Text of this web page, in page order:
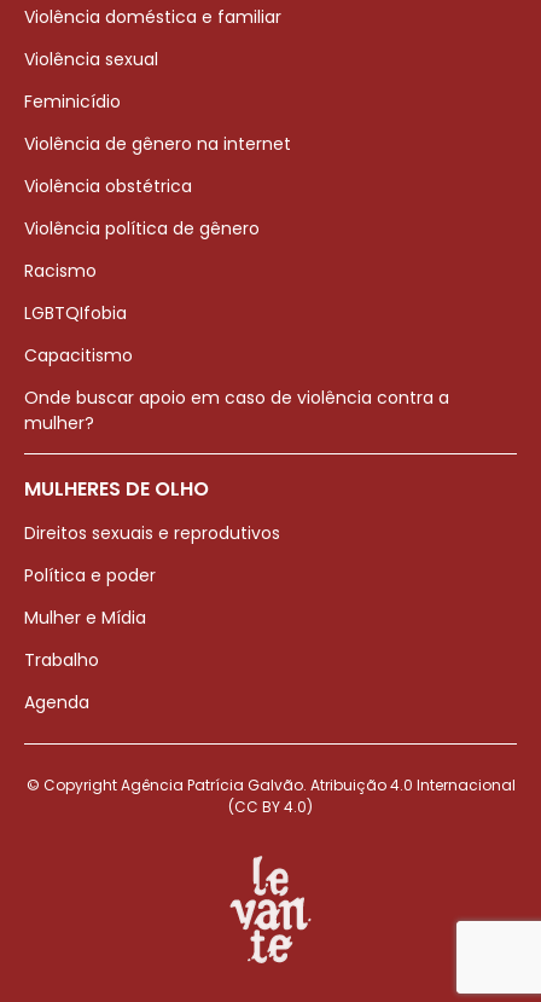
Violência doméstica e familiar
Violência sexual
Feminicídio
Violência de gênero na internet
Violência obstétrica
Violência política de gênero
Racismo
LGBTQIfobia
Capacitismo
Onde buscar apoio em caso de violência contra a
mulher?
MULHERES DE OLHO
Direitos sexuais e reprodutivos
Política e poder
Mulher e Mídia
Trabalho
Agenda
© Copyright Agência Patrícia Galvão. Atribuição 4.0 Internacional
(CC BY 4.0)